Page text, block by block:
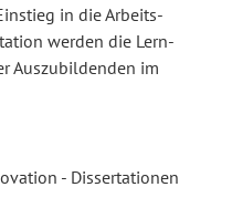
in die Arbeits-
werden die Lern-
Auszubildenden im
- Dissertationen